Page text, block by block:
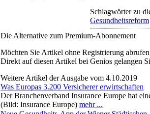
Schlagwörter zu
Gesundheitsreform
Die Alternative zum Premium-Abonnement
Möchten Sie Artikel ohne Registrierung
Direkt auf diesen Artikel bei Genios gelangen
Weitere Artikel der Ausgabe vom 4.10.2019
Was Europas 3.200 Versicherer erwirtschaften
Der Branchenverband Insurance Europe hat
(Bild: Insurance Europe) mehr ...